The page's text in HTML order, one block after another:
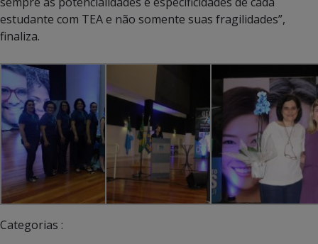
estudante com TEA e não somente suas fragilidades”,
finaliza.
Categorias :